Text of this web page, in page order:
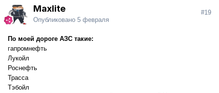
Maxlite
Опубликовано 5 февраля
#19
По моей дороге АЗС такие:
гапромнефть
Лукойл
Роснефть
Трасса
Тэбойл